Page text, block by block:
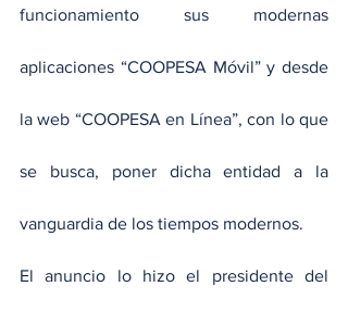
funcionamiento sus modernas
aplicaciones “COOPESA Móvil” y desde
la web “COOPESA en Línea”, con lo que
se busca, poner dicha entidad a la
vanguardia de los tiempos modernos.
El anuncio lo hizo el presidente del